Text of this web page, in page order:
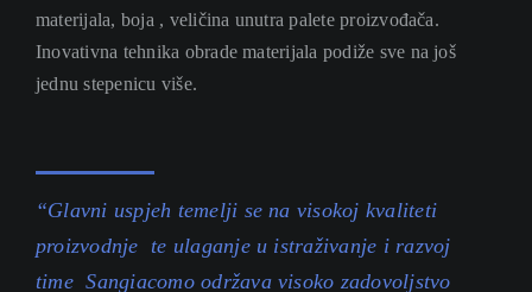
materijala, boja , veličina unutra palete proizvođača.
Inovativna tehnika obrade materijala podiže sve na još
jednu stepenicu više.
“Glavni uspjeh temelji se na visokoj kvaliteti
proizvodnje te ulaganje u istraživanje i razvoj
time Sangiacomo održava visoko zadovoljstvo